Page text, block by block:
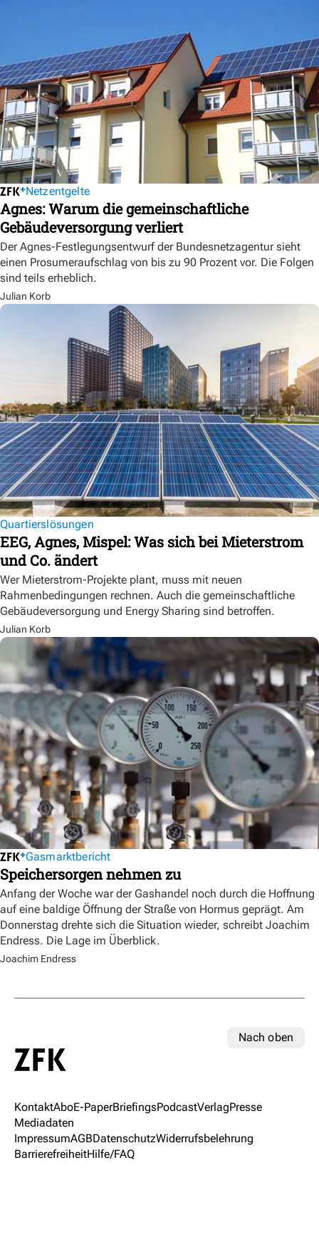
Netzentgelte
Agnes: Warum die gemeinschaftliche
Gebäudeversorgung verliert
Der Agnes-Festlegungsentwurf der Bundesnetzagentur sieht
einen Prosumeraufschlag von bis zu 90 Prozent vor. Die Folgen
sind teils erheblich.
Julian Korb
Quartierslösungen
EEG, Agnes, Mispel: Was sich bei Mieterstrom
und Co. ändert
Wer Mieterstrom-Projekte plant, muss mit neuen
Rahmenbedingungen rechnen. Auch die gemeinschaftliche
Gebäudeversorgung und Energy Sharing sind betroffen.
Julian Korb
Gasmarktbericht
Speichersorgen nehmen zu
Anfang der Woche war der Gashandel noch durch die Hoffnung
auf eine baldige Öffnung der Straße von Hormus geprägt. Am
Donnerstag drehte sich die Situation wieder, schreibt Joachim
Endress. Die Lage im Überblick.
Joachim Endress
Nach oben
KontaktAboE-PaperBriefingsPodcastVerlagPresse
Mediadaten
ImpressumAGBDatenschutzWiderrufsbelehrung
BarrierefreiheitHilfe/FAQ